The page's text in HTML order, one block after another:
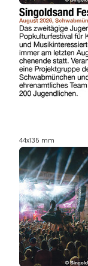
44x135 mm